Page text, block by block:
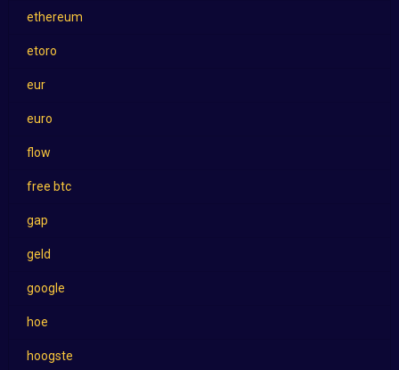
ethereum
etoro
eur
euro
flow
free btc
gap
geld
google
hoe
hoogste